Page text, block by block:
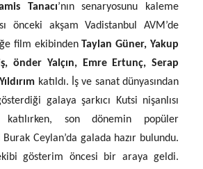
Tanacı’nın senaryosunu kaleme
önceki akşam Vadistanbul AVM’de
film ekibinden Taylan Güner, Yakup
önder Yalçın, Emre Ertunç, Serap
katıldı. İş ve sanat dünyasından
galaya şarkıcı Kutsi nişanlısı
son dönemin popüler
Ceylan’da galada hazır bulundu.
gösterim öncesi bir araya geldi.